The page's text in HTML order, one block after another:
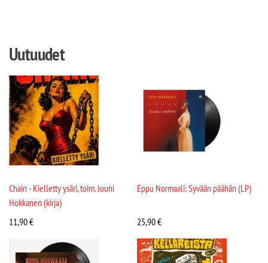
Uutuudet
Chain - Kielletty ysäri, toim. Jouni
Hokkanen (kirja)
11,90€
Eppu Normaali: Syvään päähän (LP)
25,90€